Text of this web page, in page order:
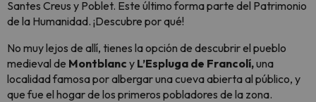
Santes Creus y Poblet. Este último forma parte del Patrimonio
de la Humanidad. ¡Descubre por qué!
No muy lejos de allí, tienes la opción de descubrir el pueblo
medieval de Montblanc y L’Espluga de Francolí,una
localidad famosa por albergar una cueva abierta al público, y
que fue el hogar de los primeros pobladores de la zona.